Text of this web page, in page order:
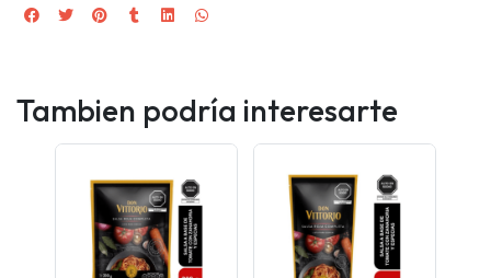
Tambien podría interesarte